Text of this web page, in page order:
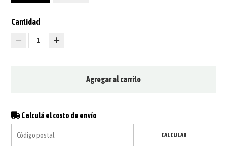
Cantidad
1
Agregar al carrito
Calculá el costo de envío
CALCULAR